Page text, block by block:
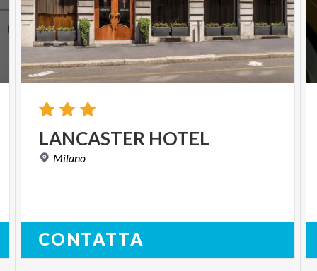
LANCASTER HOTEL
Milano
CONTATTA